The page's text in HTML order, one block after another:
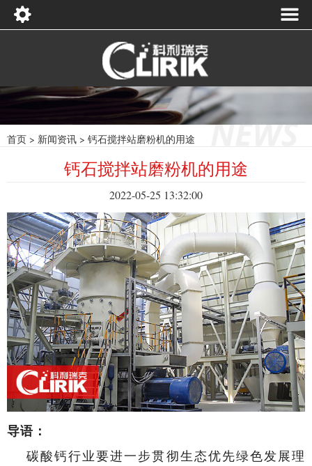
首页 > 新闻资讯 > 钙石搅拌站磨粉机的用途
钙石搅拌站磨粉机的用途
2022-05-25 13:32:00
导语：
碳酸钙行业要进一步贯彻生态优先绿色发展理